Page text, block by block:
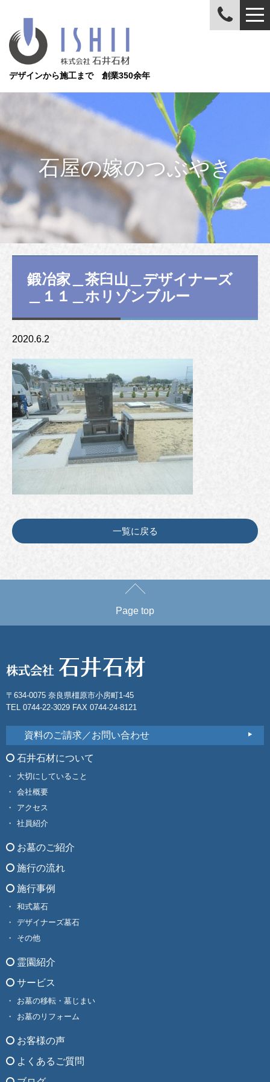
デザインから施工まで 創業350余年
石屋の嫁のつぶやき
鍛冶家＿茶臼山＿デザイナーズ
＿１１＿ホリゾンブルー
2020.6.2
一覧に戻る
Page top
〒634-0075 奈良県橿原市小房町1-45
TEL 0744-22-3029 FAX 0744-24-8121
資料のご請求／お問い合わせ
石井石材について
大切にしていること
会社概要
アクセス
社員紹介
お墓のご紹介
施行の流れ
施行事例
和式墓石
デザイナーズ墓石
その他
霊園紹介
サービス
お墓の移転・墓じまい
お墓のリフォーム
お客様の声
よくあるご質問